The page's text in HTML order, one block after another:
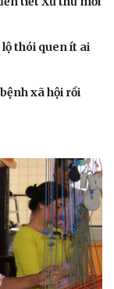
thói quen ít ai
xã hội rồi